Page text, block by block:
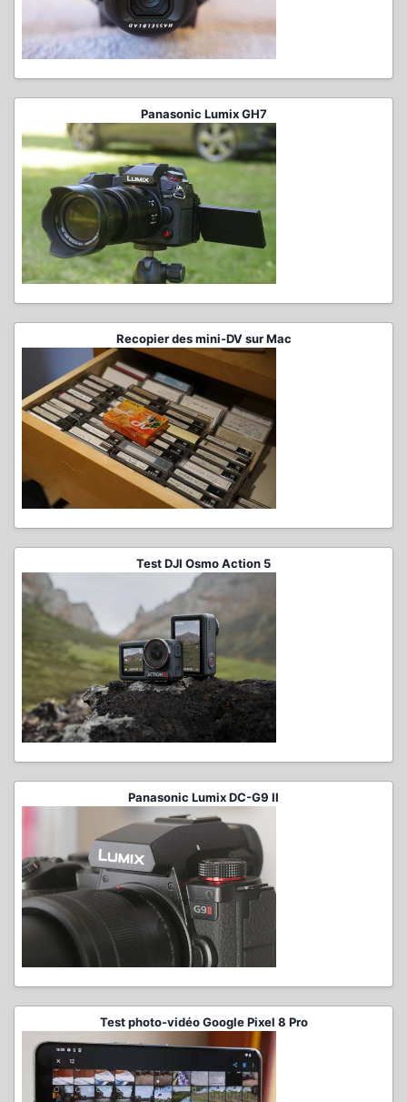
Panasonic Lumix GH7
Recopier des mini-DV sur Mac
Test DJI Osmo Action 5
Panasonic Lumix DC-G9 II
Test photo-vidéo Google Pixel 8 Pro